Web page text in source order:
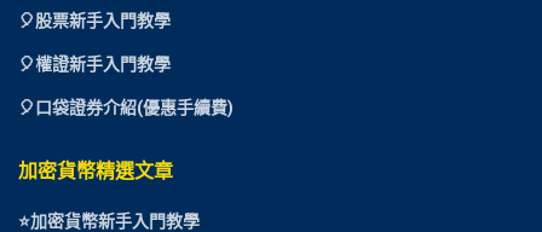
🎈股票新手入門教學
🎈權證新手入門教學
🎈口袋證券介紹(優惠手續費)
加密貨幣精選文章
⭐加密貨幣新手入門教學